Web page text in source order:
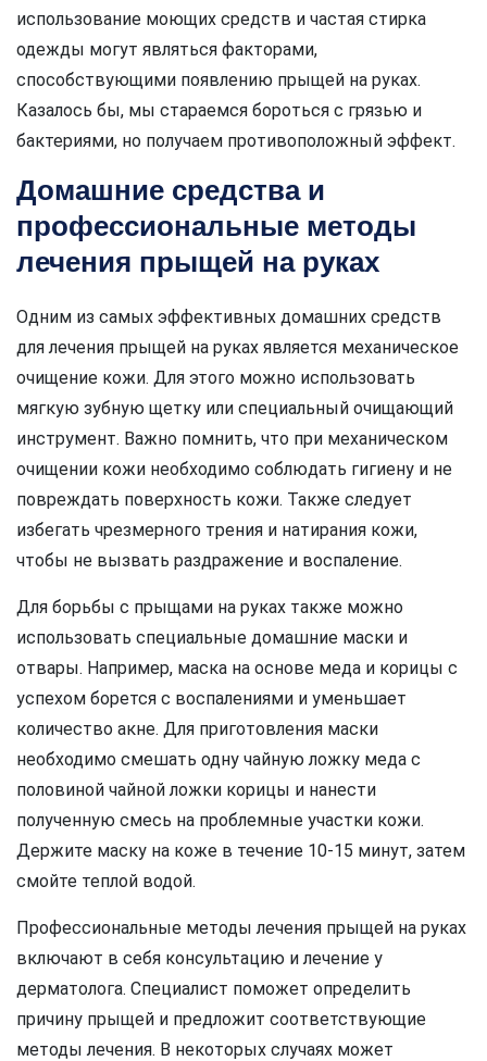
использование моющих средств и частая стирка
одежды могут являться факторами,
способствующими появлению прыщей на руках.
Казалось бы, мы стараемся бороться с грязью и
бактериями, но получаем противоположный эффект.
Домашние средства и
профессиональные методы
лечения прыщей на руках
Одним из самых эффективных домашних средств
для лечения прыщей на руках является механическое
очищение кожи. Для этого можно использовать
мягкую зубную щетку или специальный очищающий
инструмент. Важно помнить, что при механическом
очищении кожи необходимо соблюдать гигиену и не
повреждать поверхность кожи. Также следует
избегать чрезмерного трения и натирания кожи,
чтобы не вызвать раздражение и воспаление.
Для борьбы с прыщами на руках также можно
использовать специальные домашние маски и
отвары. Например, маска на основе меда и корицы с
успехом борется с воспалениями и уменьшает
количество акне. Для приготовления маски
необходимо смешать одну чайную ложку меда с
половиной чайной ложки корицы и нанести
полученную смесь на проблемные участки кожи.
Держите маску на коже в течение 10-15 минут, затем
смойте теплой водой.
Профессиональные методы лечения прыщей на руках
включают в себя консультацию и лечение у
дерматолога. Специалист поможет определить
причину прыщей и предложит соответствующие
методы лечения. В некоторых случаях может